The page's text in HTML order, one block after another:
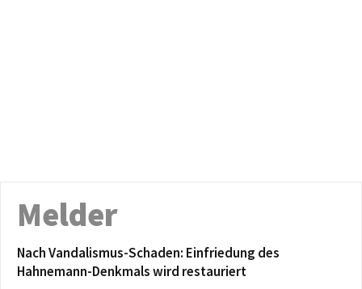
Melder
Nach Vandalismus-Schaden: Einfriedung des
Hahnemann-Denkmals wird restauriert